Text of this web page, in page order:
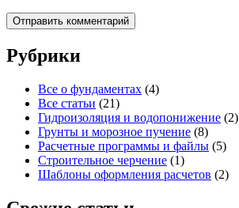
Рубрики
Все о фундаментах (4)
Все статьи (21)
Гидроизоляция и водопонижение (2)
Грунты и морозное пучение (8)
Расчетные программы и файлы (5)
Строительное черчение (1)
Шаблоны оформления расчетов (2)